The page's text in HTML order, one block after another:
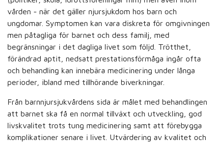
vården - när det gäller njursjukdom hos barn och
ungdomar. Symptomen kan vara diskreta för omgivningen
men påtagliga för barnet och dess familj, med
begränsningar i det dagliga livet som följd. Trötthet,
förändrad aptit, nedsatt prestationsförmåga ingår ofta
och behandling kan innebära medicinering under långa
perioder, ibland med tillhörande biverkningar.
Från barnnjursjukvårdens sida är målet med behandlingen
att barnet ska få en normal tillväxt och utveckling, god
livskvalitet trots tung medicinering samt att förebygga
komplikationer senare i livet. Utvärdering av kvalitet och